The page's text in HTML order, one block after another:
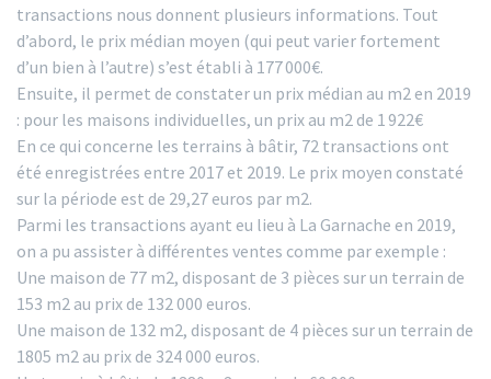
transactions nous donnent plusieurs informations. Tout
d’abord, le prix médian moyen (qui peut varier fortement
d’un bien à l’autre) s’est établi à 177 000€.
Ensuite, il permet de constater un prix médian au m2 en 2019
: pour les maisons individuelles, un prix au m2 de 1 922€
En ce qui concerne les terrains à bâtir, 72 transactions ont
été enregistrées entre 2017 et 2019. Le prix moyen constaté
sur la période est de 29,27 euros par m2.
Parmi les transactions ayant eu lieu à La Garnache en 2019,
on a pu assister à différentes ventes comme par exemple :
Une maison de 77 m2, disposant de 3 pièces sur un terrain de
153 m2 au prix de 132 000 euros.
Une maison de 132 m2, disposant de 4 pièces sur un terrain de
1805 m2 au prix de 324 000 euros.